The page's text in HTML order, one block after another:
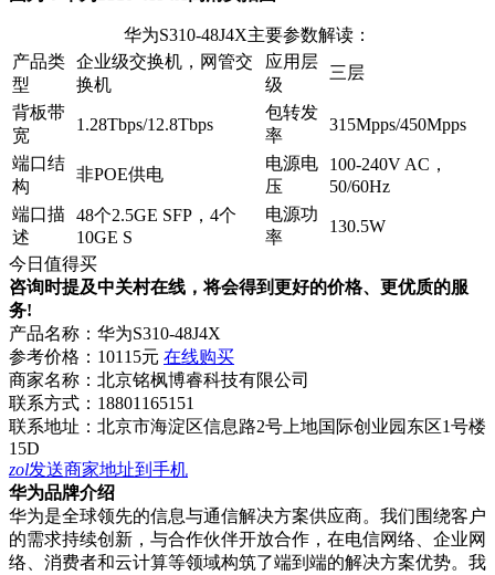
华为S310-48J4X主要参数解读：
产品类
型
企业级交换机，网管交
换机
应用层
级
三层
背板带
宽
1.28Tbps/12.8Tbps
包转发
率
315Mpps/450Mpps
端口结
构
非POE供电
电源电
压
100-240V AC，
50/60Hz
端口描
述
48个2.5GE SFP，4个
10GE S
电源功
率
130.5W
今日值得买
咨询时提及中关村在线，将会得到更好的价格、更优质的服
务!
产品名称： 华为S310-48J4X
参考价格： 10115元 在线购买
商家名称： 北京铭枫博睿科技有限公司
联系方式： 18801165151
联系地址： 北京市海淀区信息路2号上地国际创业园东区1号楼
15D
zol发送商家地址到手机
华为品牌介绍
华为是全球领先的信息与通信解决方案供应商。我们围绕客户
的需求持续创新，与合作伙伴开放合作，在电信网络、企业网
络、消费者和云计算等领域构筑了端到端的解决方案优势。我